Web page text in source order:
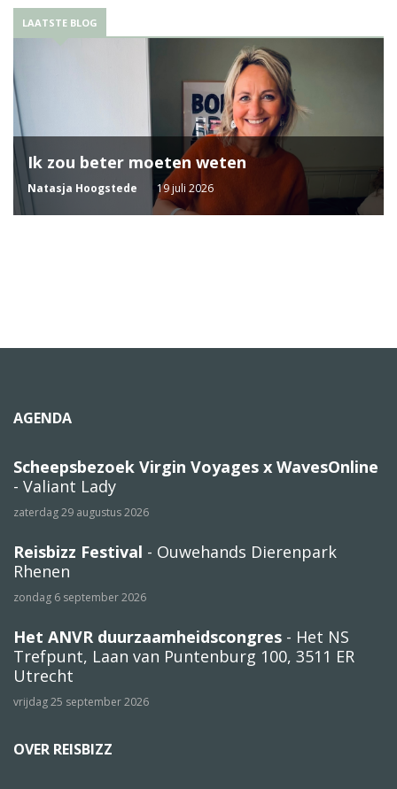
LAATSTE BLOG
Ik zou beter moeten weten
Natasja Hoogstede 19 juli 2026
AGENDA
Scheepsbezoek Virgin Voyages x WavesOnline
- Valiant Lady
zaterdag 29 augustus 2026
Reisbizz Festival - Ouwehands Dierenpark
Rhenen
zondag 6 september 2026
Het ANVR duurzaamheidscongres - Het NS
Trefpunt, Laan van Puntenburg 100, 3511 ER
Utrecht
vrijdag 25 september 2026
OVER REISBIZZ